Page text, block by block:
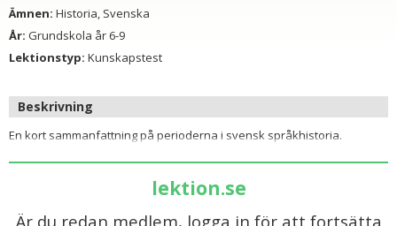
Ämnen: Historia, Svenska
År: Grundskola år 6-9
Lektionstyp: Kunskapstest
Beskrivning
En kort sammanfattning på perioderna i svensk språkhistoria.
lektion.se
Är du redan medlem, logga in för att fortsätta